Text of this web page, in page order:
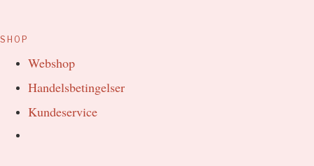
SHOP
Webshop
Handelsbetingelser
Kundeservice